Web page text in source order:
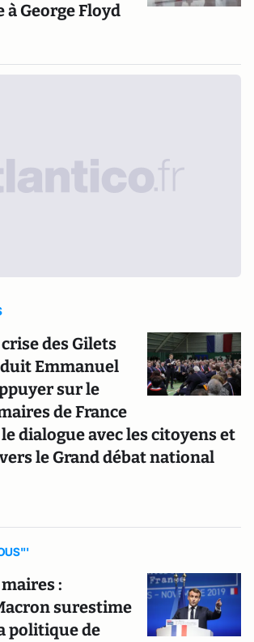
à George Floyd
des Gilets
Emmanuel
sur le
de France
dialogue avec les citoyens et
le Grand débat national
:
surestime
politique de